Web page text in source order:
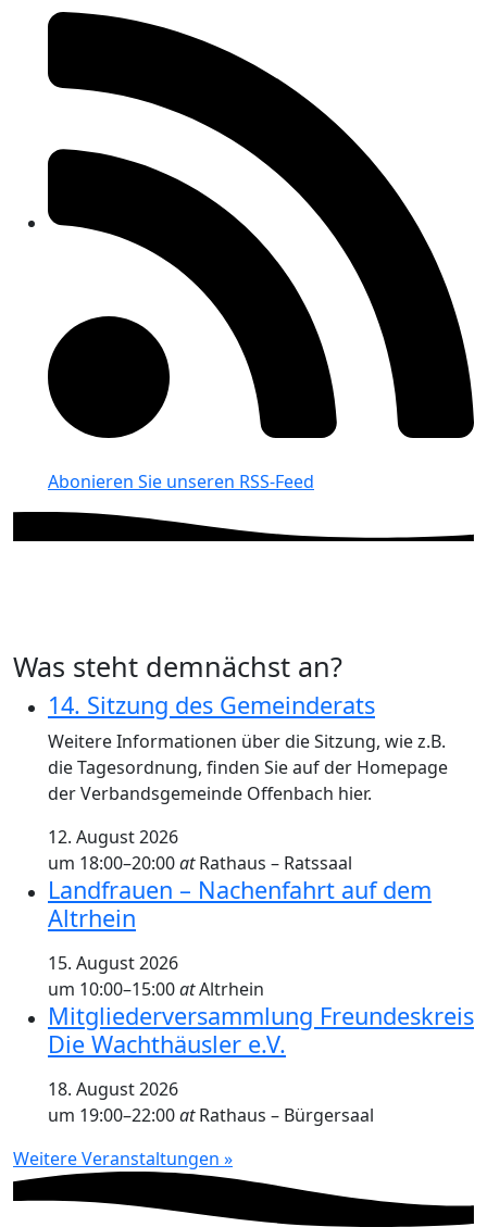
Abonieren Sie unseren RSS-Feed
Was steht demnächst an?
14. Sitzung des Gemeinderats
Weitere Informationen über die Sitzung, wie z.B.
die Tagesordnung, finden Sie auf der Homepage
der Verbandsgemeinde Offenbach hier.
12. August 2026
um 18:00–20:00atRathaus – Ratssaal
Landfrauen – Nachenfahrt auf dem
Altrhein
15. August 2026
um 10:00–15:00atAltrhein
Mitgliederversammlung Freundeskreis
Die Wachthäusler e.V.
18. August 2026
um 19:00–22:00atRathaus – Bürgersaal
Weitere Veranstaltungen »